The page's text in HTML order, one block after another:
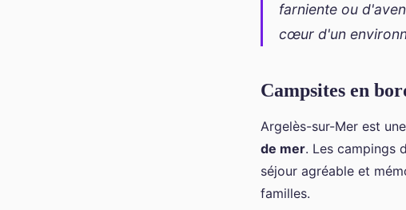
farniente ou
cœur d'un
Campsites en
Argelès-sur-Mer est
de mer. Les campings
séjour agréable et
familles.